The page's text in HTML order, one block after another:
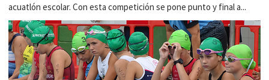
acuatlón escolar. Con esta competición se pone punto y final a...